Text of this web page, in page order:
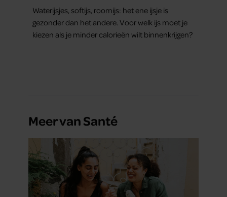
Waterijsjes, softijs, roomijs: het ene ijsje is
gezonder dan het andere. Voor welk ijs moet je
kiezen als je minder calorieën wilt binnenkrijgen?
Meer van Santé